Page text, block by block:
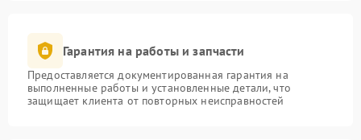
Гарантия на работы и запчасти
Предоставляется документированная гарантия на
выполненные работы и установленные детали, что
защищает клиента от повторных неисправностей